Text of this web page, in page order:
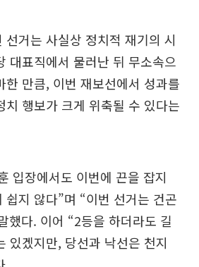
선거는 사실상 정치적 재기의 시
대표직에서 물러난 뒤 무소속으
한 만큼, 이번 재보선에서 성과를
치 행보가 크게 위축될 수 있다는
입장에서도 이번에 끈을 잡지
쉽지 않다”며 “이번 선거는 건곤
했다. 이어 “2등을 하더라도 길
있겠지만, 당선과 낙선은 천지